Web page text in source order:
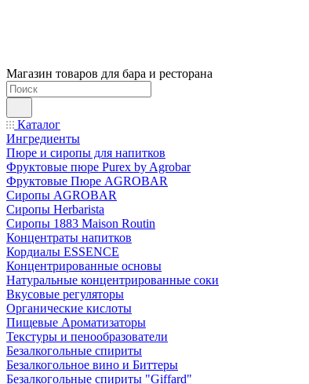
Магазин товаров для бара и ресторана
Каталог
Ингредиенты
Пюре и сиропы для напитков
Фруктовые пюре Purex by Agrobar
Фруктовые Пюре AGROBAR
Сиропы AGROBAR
Сиропы Herbarista
Сиропы 1883 Maison Routin
Концентраты напитков
Кордиалы ESSENCE
Концентрированные основы
Натуральные концентрированные соки
Вкусовые регуляторы
Органические кислоты
Пищевые Ароматизаторы
Текстуры и пенообразователи
Безалкогольные спириты
Безалкогольное вино и Биттеры
Безалкогольные спириты "Giffard"